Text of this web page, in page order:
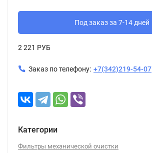
Под заказ за 7-14 дней
2 221 РУБ
Заказ по телефону: +7(342)219-54-07
Категории
Фильтры механической очистки